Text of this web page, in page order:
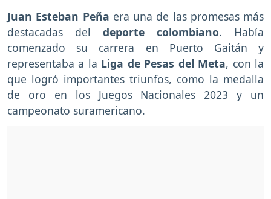
Juan Esteban Peña era una de las promesas más
destacadas del deporte colombiano. Había
comenzado su carrera en Puerto Gaitán y
representaba a la Liga de Pesas del Meta, con la
que logró importantes triunfos, como la medalla
de oro en los Juegos Nacionales 2023 y un
campeonato suramericano.